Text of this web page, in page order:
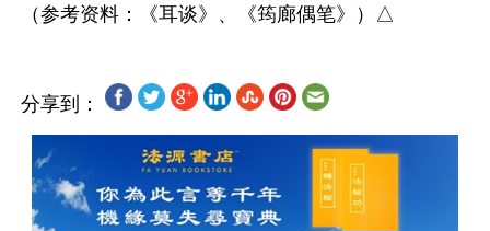
分享到：